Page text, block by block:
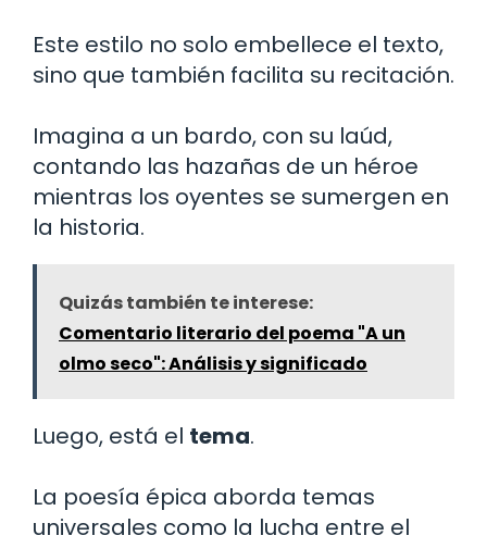
Este estilo no solo embellece el texto,
sino que también facilita su recitación.
Imagina a un bardo, con su laúd,
contando las hazañas de un héroe
mientras los oyentes se sumergen en
la historia.
Quizás también te interese:
Comentario literario del poema "A un
olmo seco": Análisis y significado
Luego, está el tema.
La poesía épica aborda temas
universales como la lucha entre el